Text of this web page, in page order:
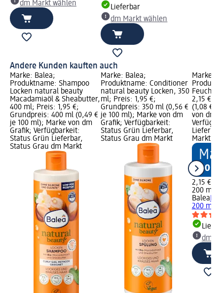
dm Markt wählen
Lieferbar
dm Markt wählen
Andere Kunden kauften auch
Marke: Balea;
Produktname: Shampoo
Locken natural beauty
Macadamiaöl & Sheabutter,
400 ml; Preis: 1,95 €;
Grundpreis: 400 ml (0,49 €
je 100 ml); Marke von dm
Grafik; Verfügbarkeit:
Status Grün Lieferbar,
Status Grau dm Markt
Marke: Balea;
Produktname: Conditioner
natural beauty Locken, 350
ml; Preis: 1,95 €;
Grundpreis: 350 ml (0,56 €
je 100 ml); Marke von dm
Grafik; Verfügbarkeit:
Status Grün Lieferbar,
Status Grau dm Markt
Marke:
2,15 €;
(1,08 €
von dm
Markt
2,15 €
200 ml
Balea
200 ml
dm